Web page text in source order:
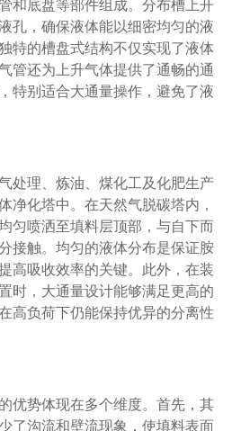
和底盘等部件组成。分布槽上开
孔，确保液体能以细密均匀的液
特的槽盘式结构不仅实现了液体
管还为上升气体提供了通畅的通
特别适合大通量操作，避免了液
处理、炼油、煤化工及化肥生产
净化塔中。在天然气脱碳塔内，
匀喷洒至填料层顶部，与自下而
接触。均匀的液体分布是保证胺
高吸收效率的关键。此外，在装
时，大通量设计能够满足更高的
高负荷下仍能保持优异的分离性
优势体现在多个维度。首先，其
了沟流和壁流现象，使填料表面